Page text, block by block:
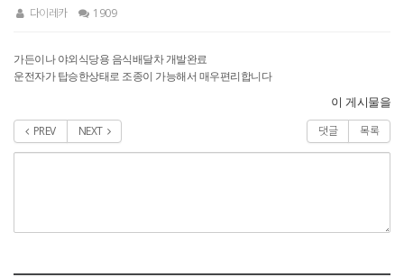
다이레카 1909
가든이나 야외식당용 음식배달차 개발완료
운전자가 탑승한상태로 조종이 가능해서 매우편리합니다
이 게시물을
PREV NEXT 댓글 목록